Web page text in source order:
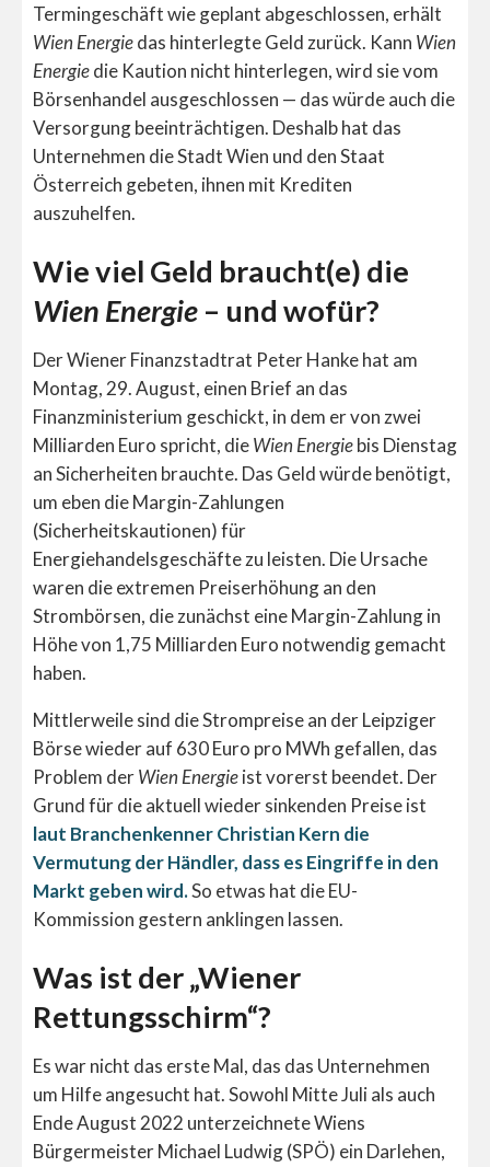
Termingeschäft wie geplant abgeschlossen, erhält
Wien Energiedas hinterlegte Geld zurück. Kann Wien
Energiedie Kaution nicht hinterlegen, wird sie vom
Börsenhandel ausgeschlossen — das würde auch die
Versorgung beeinträchtigen. Deshalb hat das
Unternehmen die Stadt Wien und den Staat
Österreich gebeten, ihnen mit Krediten
auszuhelfen.
Wie viel Geld braucht(e) die
Wien Energie – und wofür?
Der Wiener Finanzstadtrat Peter Hanke hat am
Montag, 29. August, einen Brief an das
Finanzministerium geschickt, in dem er von zwei
Milliarden Euro spricht, dieWien Energiebis Dienstag
an Sicherheiten brauchte. Das Geld würde benötigt,
um eben die Margin-Zahlungen
(Sicherheitskautionen) für
Energiehandelsgeschäfte zu leisten. Die Ursache
waren die extremen Preiserhöhung an den
Strombörsen, die zunächst eine Margin-Zahlung in
Höhe von 1,75 Milliarden Euro notwendig gemacht
haben.
Mittlerweile sind die Strompreise an der Leipziger
Börse wieder auf 630 Euro pro MWh gefallen, das
Problem derWien Energieist vorerst beendet. Der
Grund für die aktuell wieder sinkenden Preise ist
laut Branchenkenner Christian Kern die
Vermutung der Händler, dass es Eingriffe in den
Markt geben wird.So etwas hat die EU-
Kommission gestern anklingen lassen.
Was ist der „Wiener
Rettungsschirm“?
Es war nicht das erste Mal, das das Unternehmen
um Hilfe angesucht hat. Sowohl Mitte Juli als auch
Ende August 2022 unterzeichnete Wiens
Bürgermeister Michael Ludwig (SPÖ) ein Darlehen,